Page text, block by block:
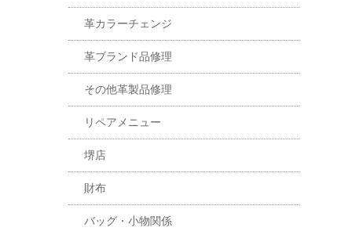
革カラーチェンジ
革ブランド品修理
その他革製品修理
リペアメニュー
堺店
財布
バッグ・小物関係